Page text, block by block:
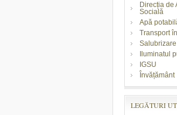
Direcția de
Socială
Apă
Transport
Salubrizare
Iluminatul
IGSU
Învățământ
LEGĂTURI